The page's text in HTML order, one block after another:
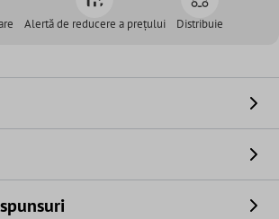
Alertă de reducere a prețului Distribuie